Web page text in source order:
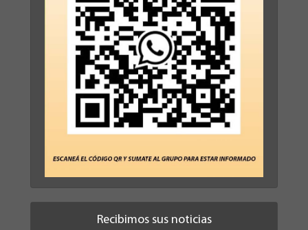
Recibimos sus noticias